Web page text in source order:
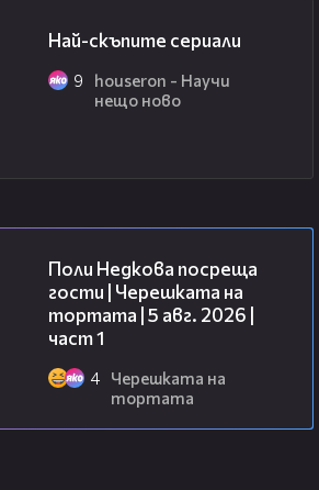
Най-скъпите сериали
9
houseron - Научи
нещо ново
Поли Недкова посреща
гости | Черешката на
тортата | 5 авг. 2026 |
част 1
4
Черешката на
тортата